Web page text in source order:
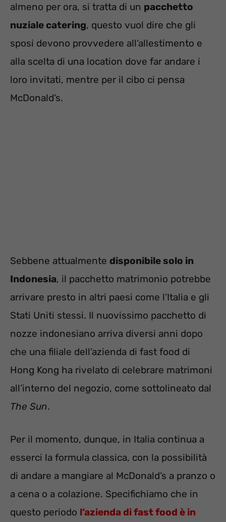
almeno per ora, si tratta di un pacchetto
nuziale catering, questo vuol dire che gli
sposi devono provvedere all’allestimento e
alla scelta di una location dove far andare i
loro invitati, mentre per il cibo ci pensa
McDonald’s.
Sebbene attualmente disponibile solo in
Indonesia, il pacchetto matrimonio potrebbe
arrivare presto in altri paesi come l’Italia e gli
Stati Uniti stessi. Il nuovissimo pacchetto di
nozze indonesiano arriva diversi anni dopo
che una filiale dell’azienda di fast food di
Hong Kong ha rivelato di celebrare matrimoni
all’interno del negozio, come sottolineato dal
The Sun.
Per il momento, dunque, in Italia continua a
esserci la formula classica, con la possibilità
di andare a mangiare al McDonald’s a pranzo o
a cena o a colazione. Specifichiamo che in
questo periodo l’azienda di fast food è in